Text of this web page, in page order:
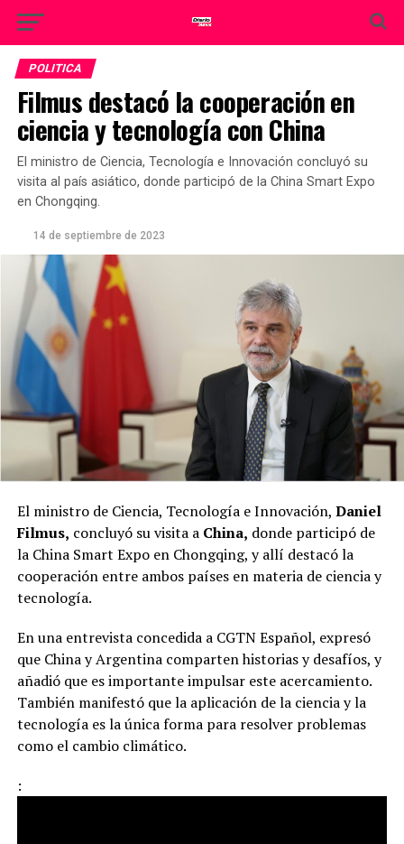
POLITICA
Filmus destacó la cooperación en
ciencia y tecnología con China
El ministro de Ciencia, Tecnología e Innovación concluyó su
visita al país asiático, donde participó de la China Smart Expo
en Chongqing.
14 de septiembre de 2023
El ministro de Ciencia, Tecnología e Innovación, Daniel
Filmus, concluyó su visita a China, donde participó de
la China Smart Expo en Chongqing, y allí destacó la
cooperación entre ambos países en materia de ciencia y
tecnología.
En una entrevista concedida a CGTN Español, expresó
que China y Argentina comparten historias y desafíos, y
añadió que es importante impulsar este acercamiento.
También manifestó que la aplicación de la ciencia y la
tecnología es la única forma para resolver problemas
como el cambio climático.
: